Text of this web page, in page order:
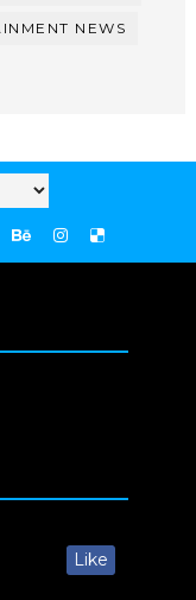
NEWS
Like